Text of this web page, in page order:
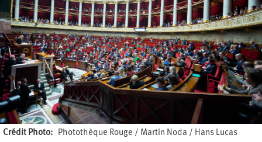
Crédit Photo Photothèque Rouge / Martin Noda / Hans Lucas